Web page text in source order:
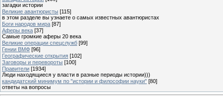
загадки истории
Великие авантюристы [115]
в этом разделе вы узнаете о самых известных авантюристах
Боги народов мира [87]
Аферы века [37]
Самые громкие аферы 20 века
Великие операции спецслужб [99]
Гении ВМФ [96]
Географические открытия [102]
Заговоры и перевороты [100]
Правители [1934]
Люди находящиеся у власти в разные периоды истории)))
кандидатский минимум по "истории и философии науки" [80]
ответы на вопросы